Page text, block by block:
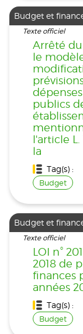
Budget et
Texte officiel
Arrêté
le
publics
l'article
la
Tag(s) :
Budget
Budget et
Texte officiel
LOI n°
2018 de
finances
années
Tag(s) :
Budget